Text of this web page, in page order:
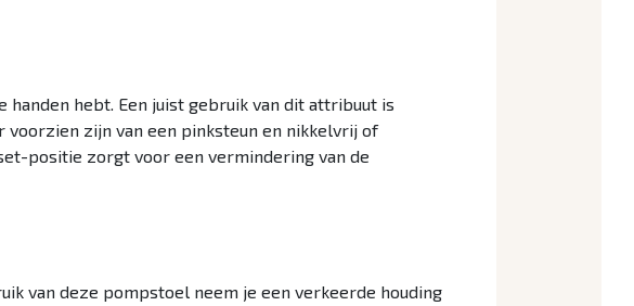
hebt. Een juist gebruik van dit attribuut is
zijn van een pinksteun en nikkelvrij of
positie zorgt voor een vermindering van de
van deze pompstoel neem je een verkeerde houding